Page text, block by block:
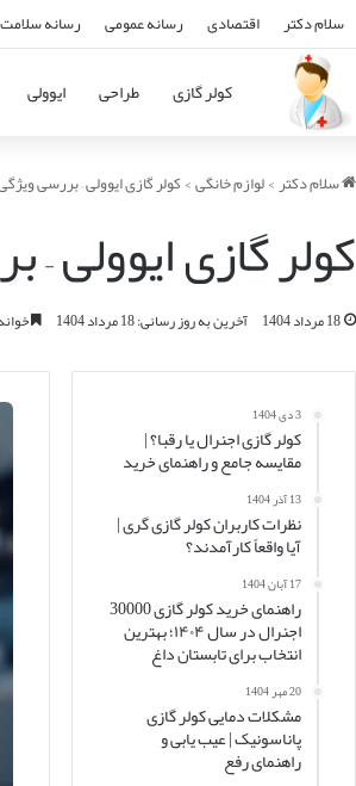
سلام دکتر اقتصادی رسانه عمومی رسانه
کولر گازی طراحی ایوولی
سلام دکتر>لوازم خانگی>کولر گازی ایوولی – بررسی
کولر گازی ایوولی
18 مرداد 1404 آخرین به روز رسانی: 18 مرداد 1404 خواندن
3 دی 1404
کولر گازی اجنرال یا رقبا؟ |
مقایسه جامع و راهنمای خرید
13 آذر 1404
نظرات کاربران کولر گازی گری |
آیا واقعاً کارآمدند؟
17 آبان 1404
راهنمای خرید کولر گازی 30000
اجنرال در سال ۱۴۰۴؛ بهترین
انتخاب برای تابستان داغ
20 مهر 1404
مشکلات دمایی کولر گازی
پاناسونیک | عیب یابی و
راهنمای رفع